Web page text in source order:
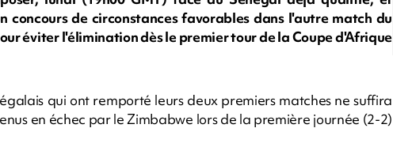
concours de circonstances favorables dans l'autre match du
éviter l'élimination dès le premier tour de la Coupe d'Afrique
qui ont remporté leurs deux premiers matches ne suffira
en échec par le Zimbabwe lors de la première journée (2-2)